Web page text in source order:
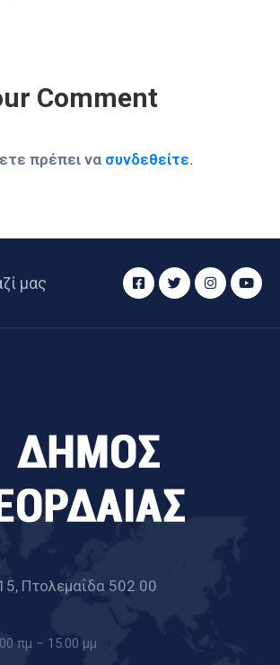
Comment
πρέπει να συνδεθείτε.
μας
Πτολεμαΐδα 502 00
πμ – 15.00 μμ